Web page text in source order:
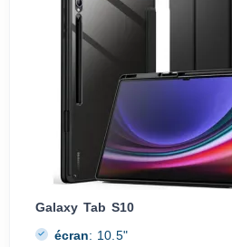
Galaxy Tab S10
écran: 10.5"